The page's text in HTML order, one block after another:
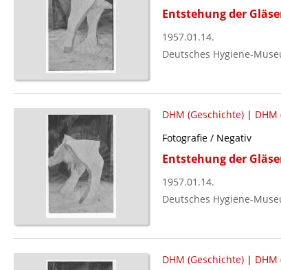
Entstehung der
1957.01.14.
Deutsches Hygiene-
DHM (Geschichte)| DHM
Fotografie / Negativ
Entstehung der
1957.01.14.
Deutsches Hygiene-
DHM (Geschichte)| DHM